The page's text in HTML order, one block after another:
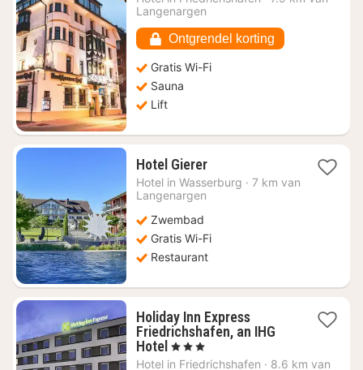
vanaf
€
103,18
Langenargen
Ontgrendel korting
Gratis Wi-Fi
Sauna
Lift
Hotel Gierer1
nacht
vanaf
Hotel in Wasserburg · 7 km van
Langenargen
Zwembad
Gratis Wi-Fi
Restaurant
Holiday Inn Express
Friedrichshafen, an IHG
Hotel 1
nacht
, 3 Sterren
Hotel in Friedrichshafen · 8.6 km van